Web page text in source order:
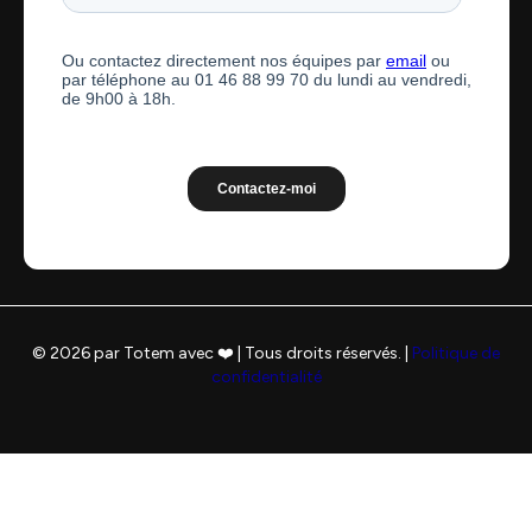
© 2026 par Totem avec ❤️ | Tous droits réservés. | Politique de
confidentialité